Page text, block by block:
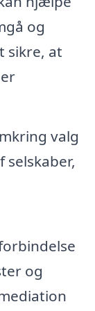
og
sikre, at
valg
selskaber,
og